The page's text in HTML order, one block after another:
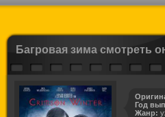
Багровая зима смотреть
Год
Жанр: